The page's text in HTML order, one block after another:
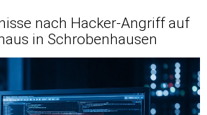
nach Hacker-Angriff auf
in Schrobenhausen